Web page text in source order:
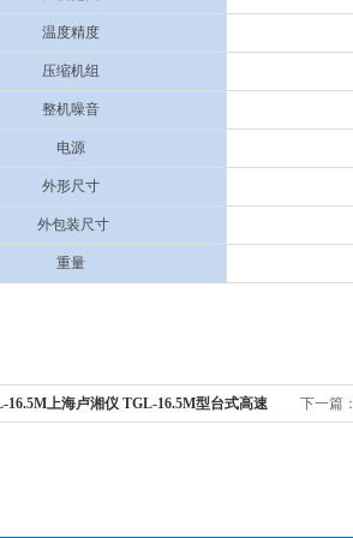
温度精度
压缩机组
整机噪音
电源
外形尺寸
外包装尺寸
重量
16.5M上海卢湘仪 TGL-16.5M型台式高速 下一篇：